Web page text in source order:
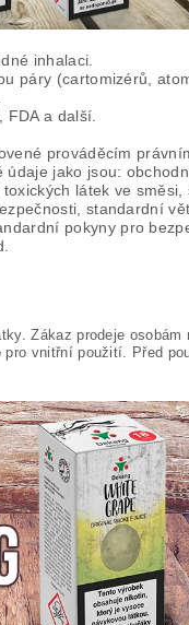
inhalaci.
páry (cartomizérů,
FDA a další.
prováděcím
jako jsou:
látek ve směsi,
standardní
pokyny pro
Zákaz prodeje
vnitřní použití. Před